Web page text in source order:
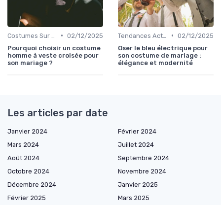
• 02/12/2025
Pourquoi choisir un costume
homme à veste croisée pour
son mariage ?
• 02/12/2025
Oser le bleu électrique pour
son costume de mariage :
élégance et modernité
Les articles par date
Janvier 2024
Février 2024
Mars 2024
Juillet 2024
Août 2024
Septembre 2024
Octobre 2024
Novembre 2024
Décembre 2024
Janvier 2025
Février 2025
Mars 2025